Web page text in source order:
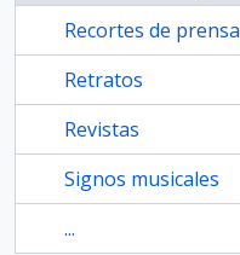
Recortes de prensa
Retratos
Revistas
Signos musicales
...